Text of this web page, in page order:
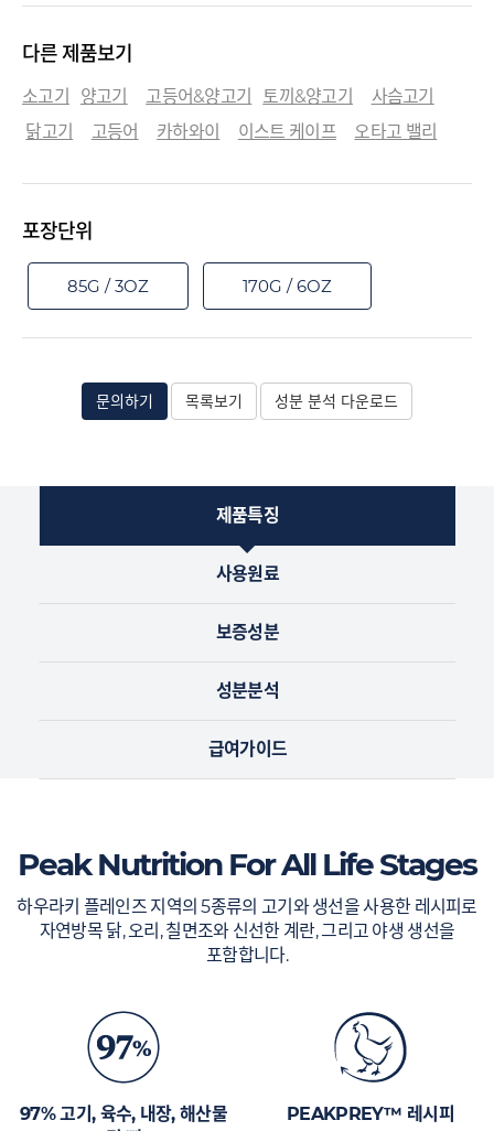
다른 제품보기
소고기 양고기 고등어&양고기 토끼&양고기
사슴고기
닭고기
고등어 카하와이 이스트 케이프 오타고 밸리
포장단위
85G / 3OZ 170G / 6OZ
문의하기 목록보기 성분 분석 다운로드
제품특징
사용원료
보증성분
성분분석
급여가이드
Peak Nutrition For All Life Stages
하우라키 플레인즈 지역의 5종류의 고기와 생선을 사용한 레시피로
자연방목 닭, 오리, 칠면조와 신선한 계란, 그리고 야생 생선을
포함합니다.
97% 고기, 육수, 내장, 해산물
PEAKPREY™ 레시피